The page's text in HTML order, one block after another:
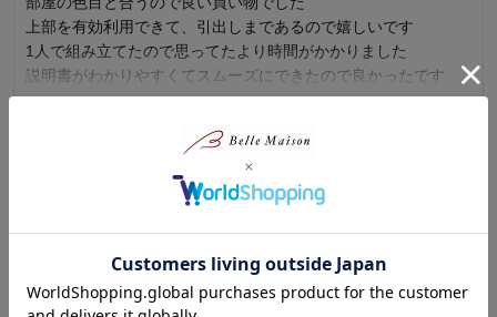
上部を有効利用できて、引出しまであるので嬉しいです
1人で組み立てたので思ってたより時間がかかりました
説明書がわかりやすくてスムーズにできたので良かったです
価格
5.0
デザイン・色
5.0
ブラウン×ブラック, 80.5
女性・60代～ 5.0
ゴミ箱の上に棚が欲しくて購入しました。